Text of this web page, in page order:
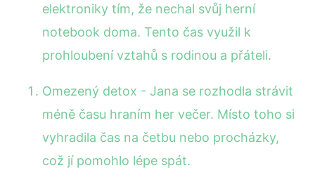
elektroniky tím, že nechal svůj herní
notebook doma. Tento čas využil k
prohloubení vztahů s rodinou a přáteli.
Omezený detox - Jana se rozhodla strávit
méně času hraním her večer. Místo toho si
vyhradila čas na četbu nebo procházky,
což jí pomohlo lépe spát.